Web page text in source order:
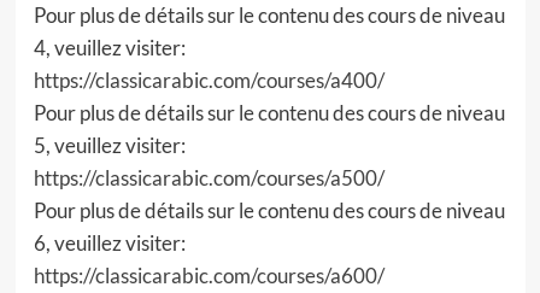
Pour plus de détails sur le contenu des cours de niveau
4, veuillez visiter:
https://classicarabic.com/courses/a400/
Pour plus de détails sur le contenu des cours de niveau
5, veuillez visiter:
https://classicarabic.com/courses/a500/
Pour plus de détails sur le contenu des cours de niveau
6, veuillez visiter:
https://classicarabic.com/courses/a600/